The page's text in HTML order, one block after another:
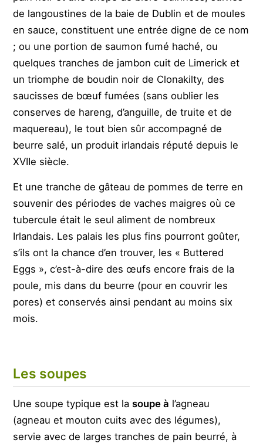
de langoustines de la baie de Dublin et de moules
en sauce, constituent une entrée digne de ce nom
; ou une portion de saumon fumé haché, ou
quelques tranches de jambon cuit de Limerick et
un triomphe de boudin noir de Clonakilty, des
saucisses de bœuf fumées (sans oublier les
conserves de hareng, d’anguille, de truite et de
maquereau), le tout bien sûr accompagné de
beurre salé, un produit irlandais réputé depuis le
XVIIe siècle.
Et une tranche de gâteau de pommes de terre en
souvenir des périodes de vaches maigres où ce
tubercule était le seul aliment de nombreux
Irlandais. Les palais les plus fins pourront goûter,
s’ils ont la chance d’en trouver, les « Buttered
Eggs », c’est-à-dire des œufs encore frais de la
poule, mis dans du beurre (pour en couvrir les
pores) et conservés ainsi pendant au moins six
mois.
Les soupes
Une soupe typique est lasoupe à l’agneau
(agneau et mouton cuits avec des légumes),
servie avec de larges tranches de pain beurré, à